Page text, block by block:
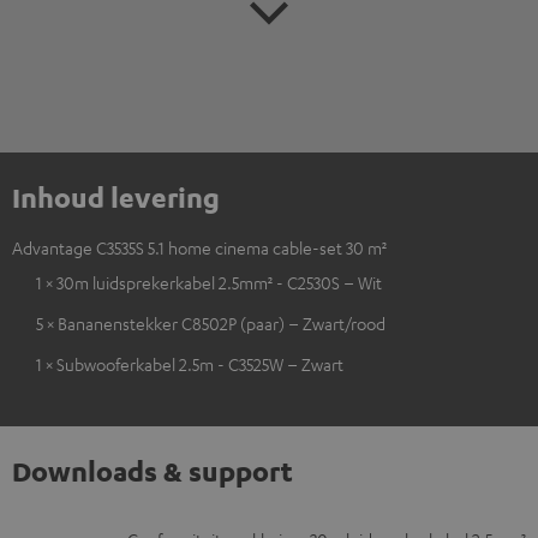
Inhoud levering
Advantage C3535S 5.1 home cinema cable-set 30 m²
1 × 30m luidsprekerkabel 2.5mm² - C2530S – Wit
5 × Bananenstekker C8502P (paar) – Zwart/rood
1 × Subwooferkabel 2.5m - C3525W – Zwart
Downloads & support